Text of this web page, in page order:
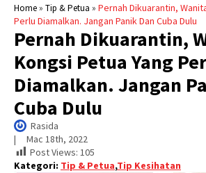
Home» Tip & Petua » Pernah Dikuarantin,
Perlu Diamalkan. Jangan Panik Dan Cuba Dulu
Pernah Dikuarantin,
Kongsi Petua Yang
Diamalkan. Jangan
Cuba Dulu
Rasida
| Mac 18th, 2022
Post Views: 105
Kategori: Tip & Petua,Tip Kesihatan